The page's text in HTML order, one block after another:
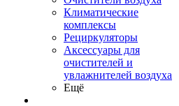
Климатические
комплексы
Рециркуляторы
Аксессуары для
очистителей и
увлажнителей воздуха
Ещё